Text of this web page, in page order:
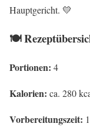
Hauptgericht. 💛
🍽
Portionen: 4
Kalorien: ca. 280
Vorbereitungszeit: